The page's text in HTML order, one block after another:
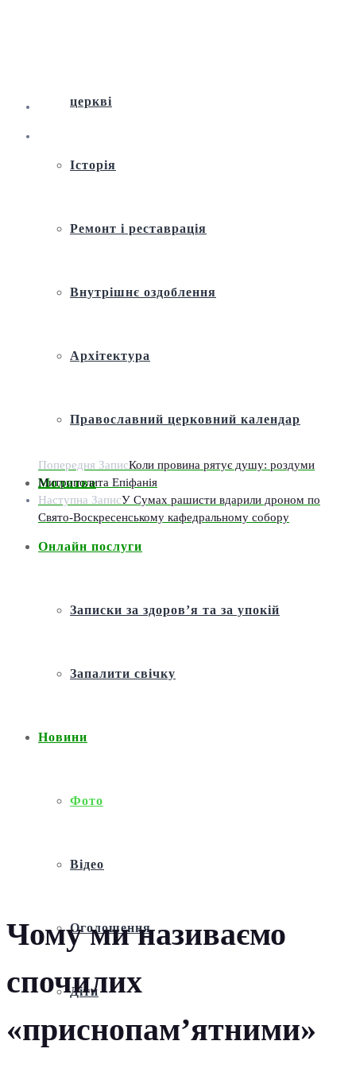
церкві
Історія
Ремонт і реставрація
Внутрішнє оздоблення
Архітектура
Православний церковний календар
Молитва
Онлайн послуги
Записки за здоров’я та за упокій
Запалити свічку
Новини
Фото
Відео
Оголошення
Діти
Чому ми називаємо
спочилих
«приснопам’ятними»
Попередня ЗаписКоли провина рятує душу: роздуми
Митрополита Епіфанія
Наступна ЗаписУ Сумах рашисти вдарили дроном по
Свято-Воскресенському кафедральному собору